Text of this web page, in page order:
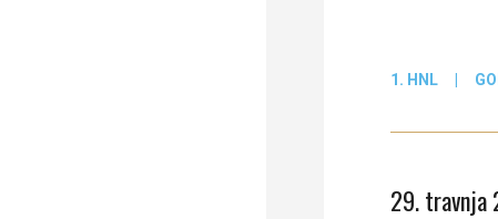
1. HNL
29. travnja